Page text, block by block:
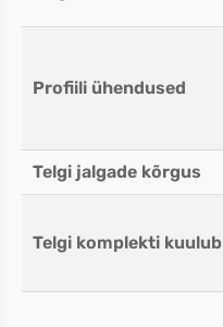
Profiili ühendused
Telgi jalgade kõrgus
Telgi komplekti kuulub